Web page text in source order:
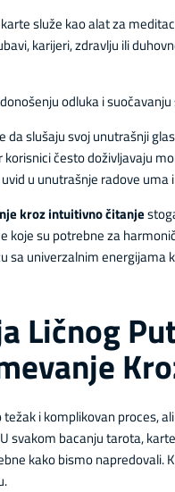
služe kao alat za
karijeri, zdravlju ili
odluka i
da slušaju svoj unutrašnji
često doživljavaju
u unutrašnje radove
kroz intuitivno čitanje
koje su potrebne za
sa univerzalnim energijama
Ličnog
i komplikovan proces,
svakom bacanju tarota,
kako bismo